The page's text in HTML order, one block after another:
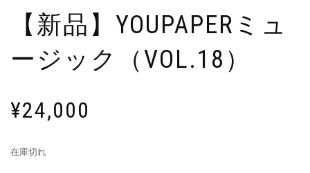
【新品】YOUPAPERミュ
ージック（VOL.18）
¥24,000
在庫切れ